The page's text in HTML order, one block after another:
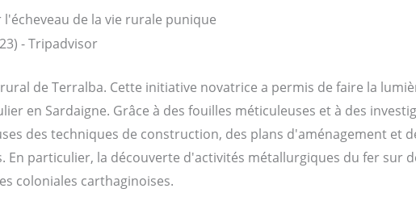
de la vie rurale punique
de Terralba. Cette initiative novatrice a permis de faire la
en Sardaigne. Grâce à des fouilles méticuleuses et à des
des techniques de construction, des plans d'aménagement et
En particulier, la découverte d'activités métallurgiques du fer sur
coloniales carthaginoises.